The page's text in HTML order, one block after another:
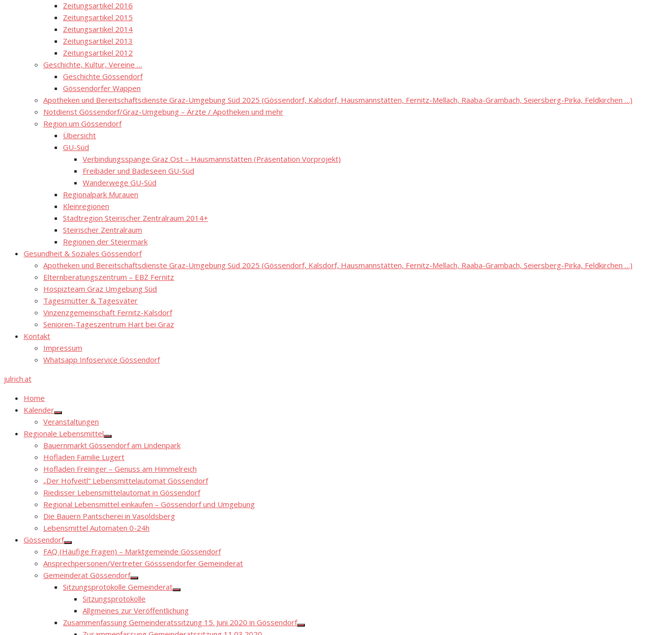
Zeitungsartikel 2016
Zeitungsartikel 2015
Zeitungsartikel 2014
Zeitungsartikel 2013
Zeitungsartikel 2012
Geschichte, Kultur, Vereine …
Geschichte Gössendorf
Gössendorfer Wappen
Apotheken und Bereitschaftsdienste Graz-Umgebung Süd 2025 (Gössendorf, Kalsdorf, Hausmannstätten, Fernitz-Mellach, Raaba-Grambach, Seiersberg-Pirka, Feldkirchen …)
Notdienst Gössendorf/Graz-Umgebung – Ärzte / Apotheken und mehr
Region um Gössendorf
Übersicht
GU-Süd
Verbindungsspange Graz Ost – Hausmannstätten (Präsentation Vorprojekt)
Freibäder und Badeseen GU-Süd
Wanderwege GU-Süd
Regionalpark Murauen
Kleinregionen
Stadtregion Steirischer Zentralraum 2014+
Steirischer Zentralraum
Regionen der Steiermark
Gesundheit & Soziales Gössendorf
Apotheken und Bereitschaftsdienste Graz-Umgebung Süd 2025 (Gössendorf, Kalsdorf, Hausmannstätten, Fernitz-Mellach, Raaba-Grambach, Seiersberg-Pirka, Feldkirchen …)
Elternberatungszentrum – EBZ Fernitz
Hospizteam Graz Umgebung Süd
Tagesmütter & Tagesväter
Vinzenzgemeinschaft Fernitz-Kalsdorf
Senioren-Tageszentrum Hart bei Graz
Kontakt
Impressum
Whatsapp Infoservice Gössendorf
julrich.at
Home
Kalender
Show
sub
menu
Veranstaltungen
Regionale Lebensmittel
Show
sub
menu
Bauernmarkt Gössendorf am Lindenpark
Hofladen Familie Lugert
Hofladen Freiinger – Genuss am Himmelreich
„Der Hofveitl“ Lebensmittelautomat Gössendorf
Riedisser Lebensmittelautomat in Gössendorf
Regional Lebensmittel einkaufen – Gössendorf und Umgebung
Die Bauern Pantscherei in Vasoldsberg
Lebensmittel Automaten 0-24h
Gössendorf
Show
sub
menu
FAQ (Häufige Fragen) – Marktgemeinde Gössendorf
Ansprechpersonen/Vertreter Gösssendorfer Gemeinderat
Gemeinderat Gössendorf
Show
sub
menu
Sitzungsprotokolle Gemeinderat
Show
menu
Sitzungsprotokolle
Allgmeines zur Veröffentlichung
Zusammenfassung Gemeinderatssitzung 15. Juni 2020 in Gössendorf
Show